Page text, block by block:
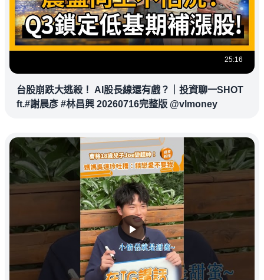
25:16
台股崩跌大逃殺！ AI股長線還有戲？｜投資聊一SHOT
ft.#謝晨彥 #林昌興 20260716完整版 @vlmoney